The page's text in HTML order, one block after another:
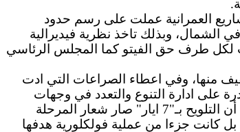
العمرانية عملت على رسم حدود
الشمال، وبذلك تاخذ نظرية فيديرالية
لكل طرف حق الفيتو كما المجلس الرئاسي
منها، وفي اعطاء الصراعات التي ادت
على ادارة التنوع والتعدد في وجهات
النظر والاحتكام الى الدستور والقوانين في الصراع، صار الاحتكام الى السلاح هو القاعدة وكلما حصلت مشكلة صغيرة ام كبيرة نجد أن التلويح بـ"7 ايار" صار شعار المرحلة
كانت جزءا من عملية فولكلورية هدفها